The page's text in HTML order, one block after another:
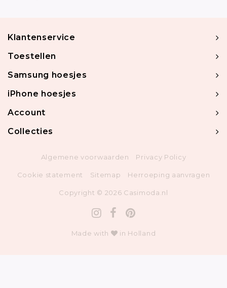
Klantenservice
Toestellen
Samsung hoesjes
iPhone hoesjes
Account
Collecties
Algemene voorwaarden Privacy Policy
Cookie statement Sitemap Herroeping aanvragen
Copyright © 2026 Casimoda.nl
Made with in Holland